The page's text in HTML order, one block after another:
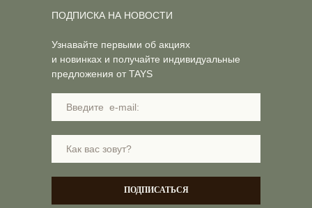
Узнавайте первыми об акциях
и новинках и получайте индивидуальные
предложения от TAYS
ПОДПИСАТЬСЯ
ПОДПИСКА НА НОВОСТИ